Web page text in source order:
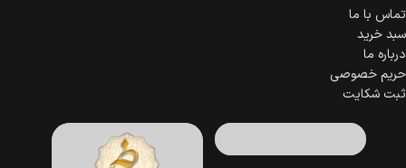
تماس با ما
سبد خرید
درباره ما
حریم خصوصی
ثبت شکایت